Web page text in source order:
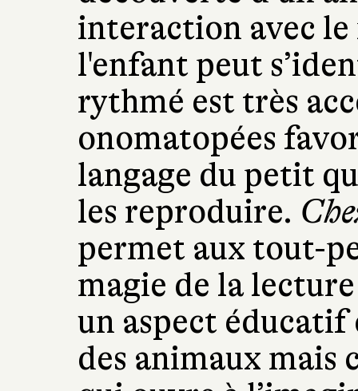
interaction avec
l'enfant peut
rythmé est très
onomatopées
langage du petit
les reproduire.
permet aux tout-
magie de la
un aspect
des animaux mais